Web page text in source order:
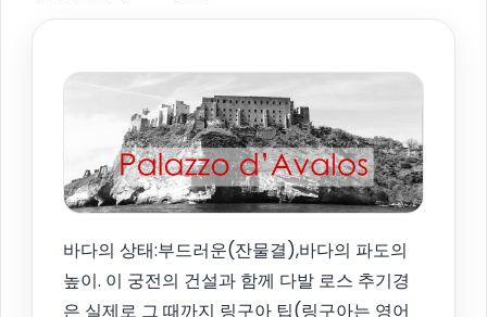
바다의 상태:부드러운(잔물결),바다의 파도의
높이. 이 궁전의 건설과 함께 다발 로스 추기경
은 실제로 그 때까지 링구아 팁(링구아는 영어